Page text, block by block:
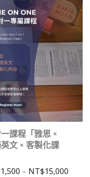
NT$1,300 到 NT$13,000
課程「雅思 ×
文 × 客製化課
1,500 – NT$15,000